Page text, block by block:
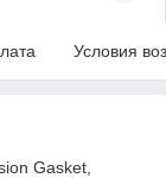
Условия
Gasket,